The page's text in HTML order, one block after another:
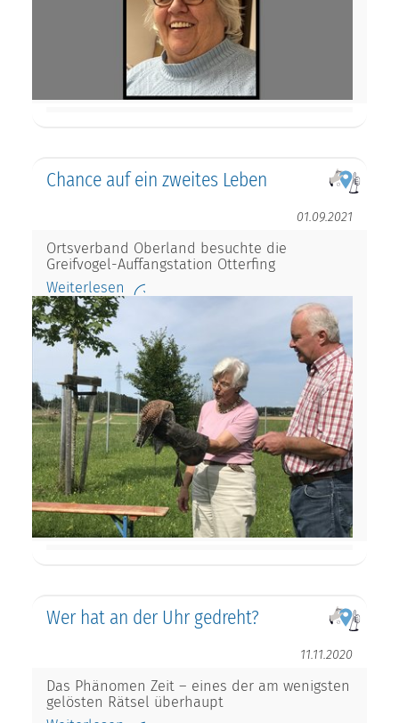
Chance auf ein zweites Leben
01.09.2021
Ortsverband Oberland besuchte die
Greifvogel-Auffangstation Otterfing
Weiterlesen
Wer hat an der Uhr gedreht?
11.11.2020
Das Phänomen Zeit – eines der am wenigsten
gelösten Rätsel überhaupt